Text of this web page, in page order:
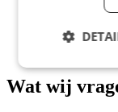
en hard
Wat wij